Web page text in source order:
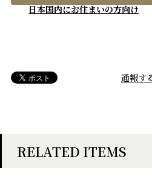
日本国内にお住まいの方向け
通報す
RELATED ITEMS